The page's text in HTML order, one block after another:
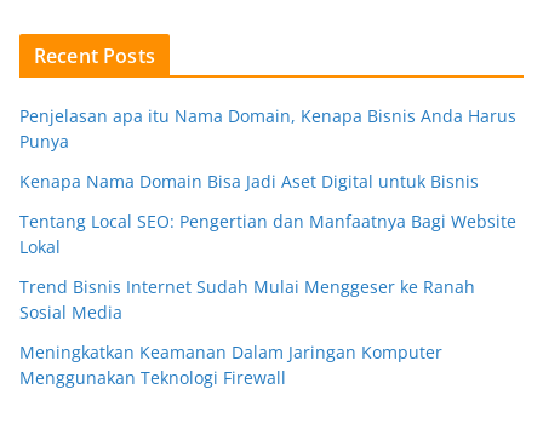
Recent Posts
Penjelasan apa itu Nama Domain, Kenapa Bisnis Anda Harus
Punya
Kenapa Nama Domain Bisa Jadi Aset Digital untuk Bisnis
Tentang Local SEO: Pengertian dan Manfaatnya Bagi Website
Lokal
Trend Bisnis Internet Sudah Mulai Menggeser ke Ranah
Sosial Media
Meningkatkan Keamanan Dalam Jaringan Komputer
Menggunakan Teknologi Firewall